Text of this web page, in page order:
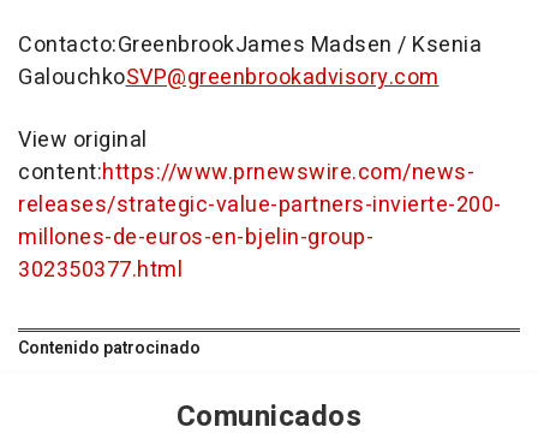
Contacto:GreenbrookJames Madsen / Ksenia
GalouchkoSVP@greenbrookadvisory.com
View original
content:https://www.prnewswire.com/news-
releases/strategic-value-partners-invierte-200-
millones-de-euros-en-bjelin-group-
302350377.html
Contenido patrocinado
Comunicados